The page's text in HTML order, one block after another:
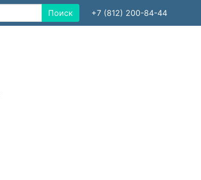
Поиск +7 (812) 200-84-44